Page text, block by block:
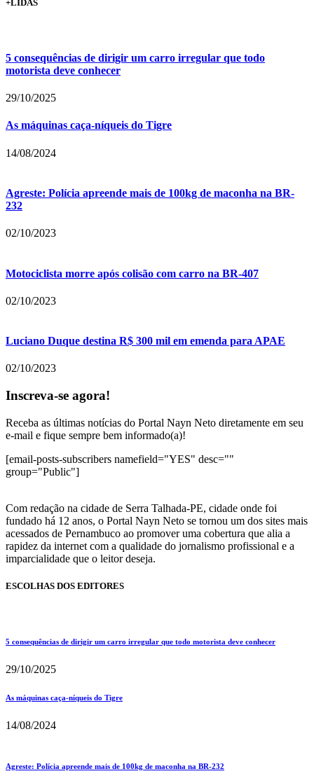
+LIDAS
5 consequências de dirigir um carro irregular que todo
motorista deve conhecer
29/10/2025
As máquinas caça-níqueis do Tigre
14/08/2024
Agreste: Polícia apreende mais de 100kg de maconha na BR-
232
02/10/2023
Motociclista morre após colisão com carro na BR-407
02/10/2023
Luciano Duque destina R$ 300 mil em emenda para APAE
02/10/2023
Inscreva-se agora!
Receba as últimas notícias do Portal Nayn Neto diretamente em seu
e-mail e fique sempre bem informado(a)!
[email-posts-subscribers namefield="YES" desc=""
group="Public"]
Com redação na cidade de Serra Talhada-PE, cidade onde foi
fundado há 12 anos, o Portal Nayn Neto se tornou um dos sites mais
acessados de Pernambuco ao promover uma cobertura que alia a
rapidez da internet com a qualidade do jornalismo profissional e a
imparcialidade que o leitor deseja.
ESCOLHAS DOS EDITORES
5 consequências de dirigir um carro irregular que todo motorista deve conhecer
29/10/2025
As máquinas caça-níqueis do Tigre
14/08/2024
Agreste: Polícia apreende mais de 100kg de maconha na BR-232